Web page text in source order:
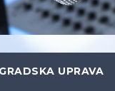
GRADSKA UPRAVA